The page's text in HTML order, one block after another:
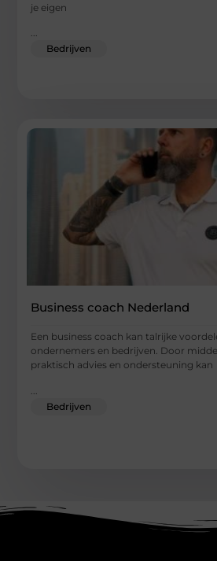
je eigen
...
Bedrijven
Business coach Nederland
Een business coach kan talrijke
ondernemers en bedrijven. Door
praktisch advies en ondersteuning kan
Bedrijven